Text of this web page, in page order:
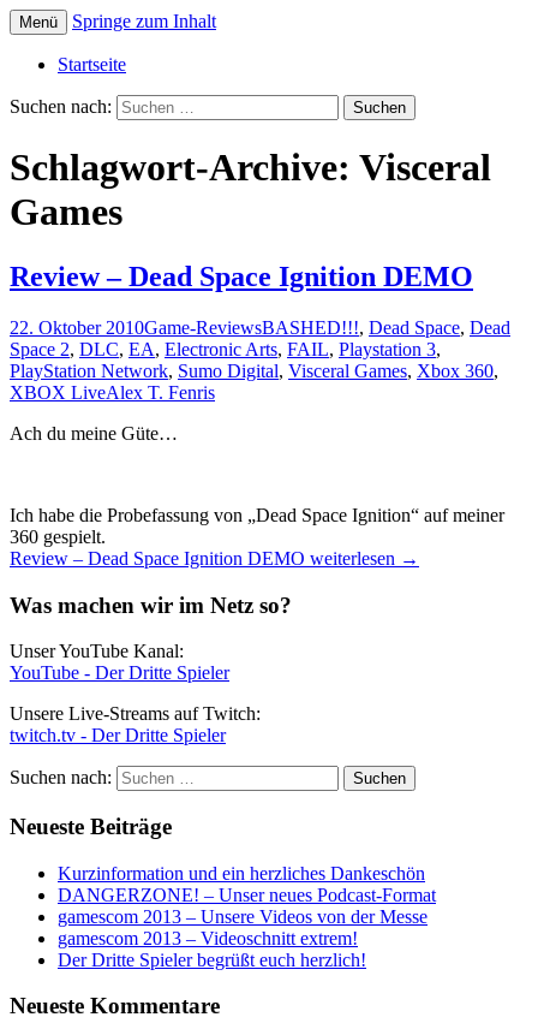
Der Dritte Spieler
Menü Springe zum Inhalt
Startseite
Suchen nach:
Schlagwort-Archive: Visceral
Games
Review – Dead Space Ignition DEMO
22. Oktober 2010Game-ReviewsBASHED!!!, Dead Space, Dead
Space 2, DLC, EA, Electronic Arts, FAIL, Playstation 3,
PlayStation Network, Sumo Digital, Visceral Games, Xbox 360,
XBOX LiveAlex T. Fenris
Ach du meine Güte…
Ich habe die Probefassung von „Dead Space Ignition“ auf meiner
360 gespielt.
Review – Dead Space Ignition DEMO weiterlesen →
Was machen wir im Netz so?
Unser YouTube Kanal:
YouTube - Der Dritte Spieler
Unsere Live-Streams auf Twitch:
twitch.tv - Der Dritte Spieler
Suchen nach:
Neueste Beiträge
Kurzinformation und ein herzliches Dankeschön
DANGERZONE! – Unser neues Podcast-Format
gamescom 2013 – Unsere Videos von der Messe
gamescom 2013 – Videoschnitt extrem!
Der Dritte Spieler begrüßt euch herzlich!
Neueste Kommentare